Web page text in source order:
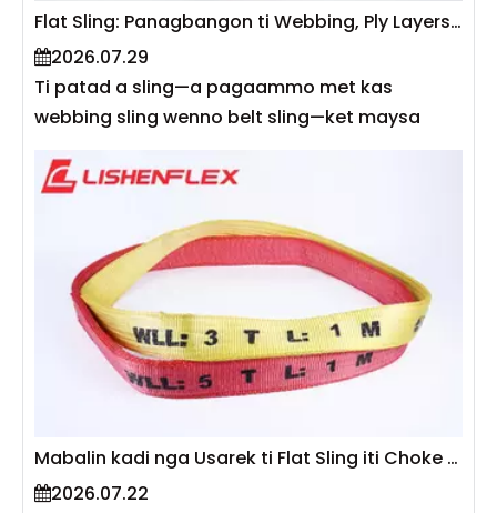
Daytoy a giya ket mangilawlawag ti pisika iti
likudan dagiti banag ti anggulo, mangipaay
kadagiti lamisaan ti kapasidad para kadagiti
patad a sling, ken mangitukon kadagiti
praktikal a panangiturong para iti
panagkuenta kadagiti natalged a karga ti
panagtrabaho kadagiti pudno a lubong nga
operasion ti rigging.
Flat Sling: Panagbangon ti Webbing, Ply Layers, ken Kapasidad ti Karga
2026.07.29
Ti patad a sling—a pagaammo met kas
webbing sling wenno belt sling—ket maysa
kadagiti kaaduan a maus-usar a sintetiko a
solusion iti panagipangato iti panagibangon,
pannakaibangonna ket naikeddeng babaen
dagiti tallo a kangrunaan nga elemento:
material ti webbing, dagiti ply layers, ken
kalawa. No pagtitiponen, dagitoy ti
mangikeddeng iti working load limit (WLL),
kinalukneng, ken kinaandur ti sling. Sigun iti EN
a naaramid iti polyester, polyamide, wenno
polypropylene ket na-rate iti 7:1 a safety factor
ken na-code ti kolor sigun iti kapasidad .
Mabalin kadi nga Usarek ti Flat Sling iti Choke Hitch Configuration?
2026.07.22